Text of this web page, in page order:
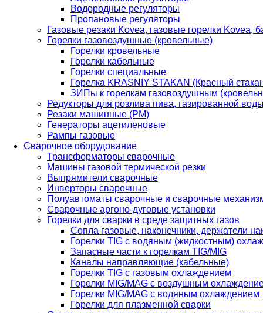
Водородные регуляторы
Пропановые регуляторы
Газовые резаки Kovea, газовые горелки Kovea,
Горелки газовоздушные (кровельные)
Горелки кровельные
Горелки кабельные
Горелки специальные
Горелка KRASNIY STAKAN (Красный
ЗИПы к горелкам газовоздушным
Редукторы для розлива пива, газированной
Резаки машинные (РМ)
Генераторы ацетиленовые
Рампы газовые
Сварочное оборудование
Трансформаторы сварочные
Машины газовой термической резки
Выпрямители сварочные
Инверторы сварочные
Полуавтоматы сварочные и сварочные
Сварочные аргоно-дуговые установки
Горелки для сварки в среде защитных газов
Сопла газовые, наконечники, держатели
Горелки TIG с водяным (жидкостным)
Запасные части к горелкам TIG/MIG
Каналы направляющие (кабельные)
Горелки TIG с газовым охлаждением
Горелки MIG/MAG с воздушным
Горелки MIG/MAG с водяным охлаждением
Горелки для плазменной сварки